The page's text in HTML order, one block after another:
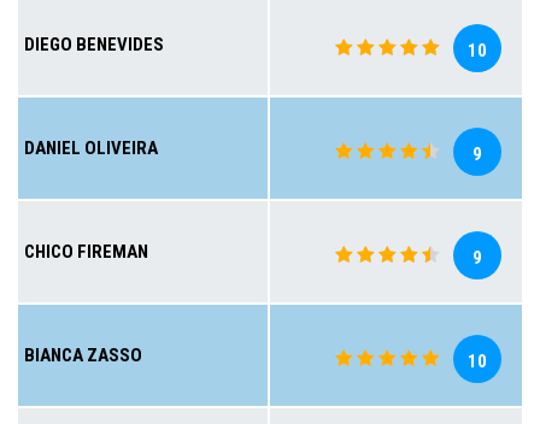
DIEGO BENEVIDES 10
DANIEL OLIVEIRA 9
CHICO FIREMAN 9
BIANCA ZASSO 10